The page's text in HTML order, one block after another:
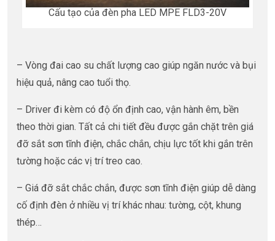
Cấu tạo của đèn pha LED MPE FLD3-20V
– Vòng đai cao su chất lượng cao giúp ngăn nước và bụi
hiệu quả, nâng cao tuổi thọ.
– Driver đi kèm có độ ổn định cao, vận hành êm, bền
theo thời gian. Tất cả chi tiết đều được gắn chặt trên giá
đỡ sắt sơn tĩnh điện, chắc chắn, chịu lực tốt khi gắn trên
tường hoặc các vị trí treo cao.
– Giá đỡ sắt chắc chắn, được sơn tĩnh điện giúp dễ dàng
cố định đèn ở nhiều vị trí khác nhau: tường, cột, khung
thép…